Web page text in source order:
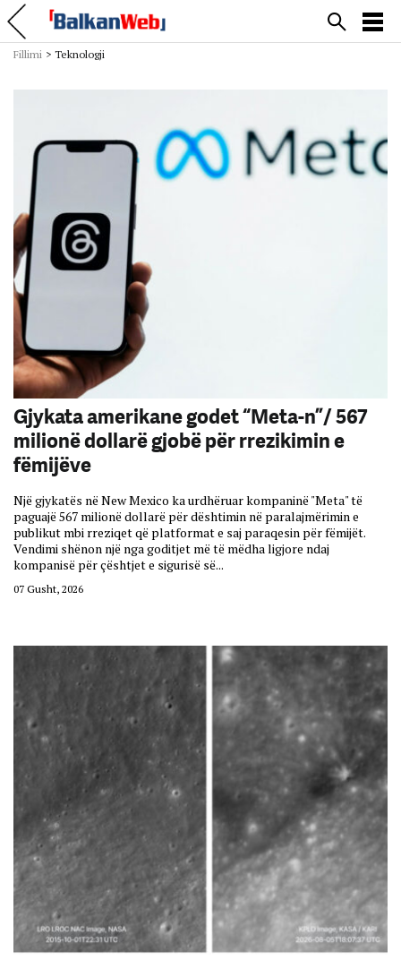
Fillimi > Teknologji
Gjykata amerikane godet “Meta-n”/ 567
milionë dollarë gjobë për rrezikimin e
fëmijëve
Një gjykatës në New Mexico ka urdhëruar kompaninë "Meta" të
paguajë 567 milionë dollarë për dështimin në paralajmërimin e
publikut mbi rreziqet që platformat e saj paraqesin për fëmijët.
Vendimi shënon një nga goditjet më të mëdha ligjore ndaj
kompanisë për çështjet e sigurisë së...
07 Gusht, 2026